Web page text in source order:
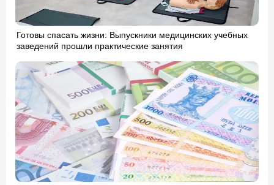
Готовы спасать жизни: Выпускники медицинских учебных
заведений прошли практические занятия